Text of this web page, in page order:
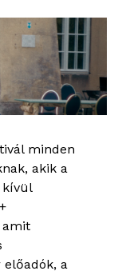
minden
akik a
kívül
amit
előadók, a